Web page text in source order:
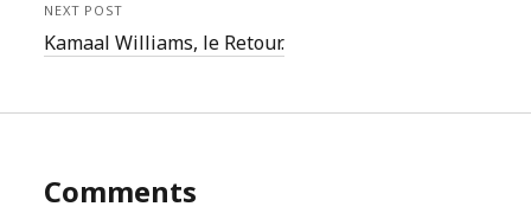
NEXT POST
Kamaal Williams, le Retour.
Comments